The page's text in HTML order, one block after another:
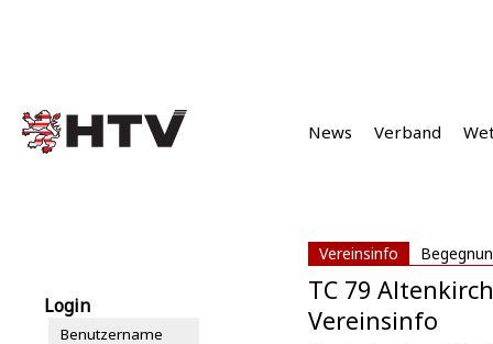
News Verband
Vereinsinfo
Login
TC 79
Vereinsinfo